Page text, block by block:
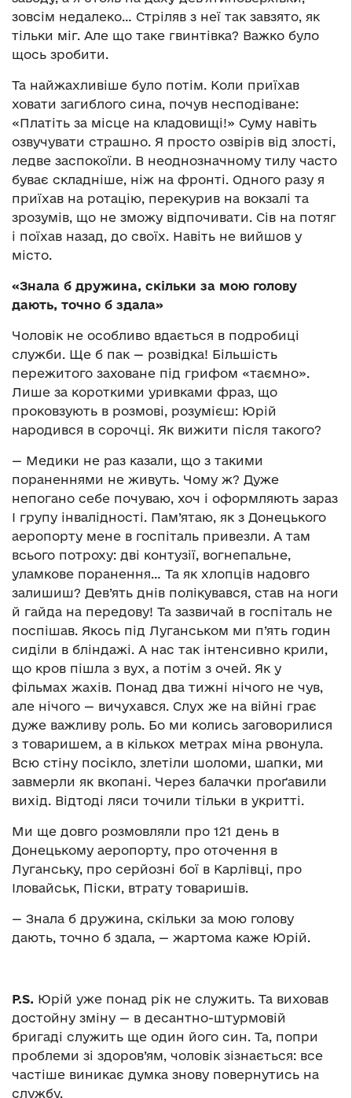
зовсім недалеко… Стріляв з неї так завзято, як
тільки міг. Але що таке гвинтівка? Важко було
щось зробити.
Та найжахливіше було потім. Коли приїхав
ховати загиблого сина, почув несподіване:
«Платіть за місце на кладовищі!» Суму навіть
озвучувати страшно. Я просто озвірів від злості,
ледве заспокоїли. В неоднозначному тилу часто
буває складніше, ніж на фронті. Одного разу я
приїхав на ротацію, перекурив на вокзалі та
зрозумів, що не зможу відпочивати. Сів на потяг
і поїхав назад, до своїх. Навіть не вийшов у
місто.
«Знала б дружина, скільки за мою голову
дають, точно б здала»
Чоловік не особливо вдається в подробиці
служби. Ще б пак — розвідка! Більшість
пережитого заховане під грифом «таємно».
Лише за короткими уривками фраз, що
проковзують в розмові, розумієш: Юрій
народився в сорочці. Як вижити після такого?
— Медики не раз казали, що з такими
пораненнями не живуть. Чому ж? Дуже
непогано себе почуваю, хоч і оформляють зараз
I групу інвалідності. Пам’ятаю, як з Донецького
аеропорту мене в госпіталь привезли. А там
всього потроху: дві контузії, вогнепальне,
уламкове поранення… Та як хлопців надовго
залишиш? Дев’ять днів полікувався, став на ноги
й гайда на передову! Та зазвичай в госпіталь не
поспішав. Якось під Луганськом ми п’ять годин
сиділи в бліндажі. А нас так інтенсивно крили,
що кров пішла з вух, а потім з очей. Як у
фільмах жахів. Понад два тижні нічого не чув,
але нічого — вичухався. Слух же на війні грає
дуже важливу роль. Бо ми колись заговорилися
з товаришем, а в кількох метрах міна рвонула.
Всю стіну посікло, злетіли шоломи, шапки, ми
завмерли як вкопані. Через балачки проґавили
вихід. Відтоді ляси точили тільки в укритті.
Ми ще довго розмовляли про 121 день в
Донецькому аеропорту, про оточення в
Луганську, про серйозні бої в Карлівці, про
Іловайськ, Піски, втрату товаришів.
— Знала б дружина, скільки за мою голову
дають, точно б здала, — жартома каже Юрій.
P.S. Юрій уже понад рік не служить. Та виховав
достойну зміну — в десантно-штурмовій
бригаді служить ще один його син. Та, попри
проблеми зі здоров’ям, чоловік зізнається: все
частіше виникає думка знову повернутись на
службу.